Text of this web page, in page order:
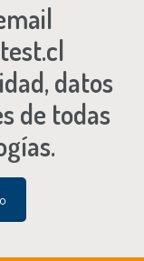
datos
de todas